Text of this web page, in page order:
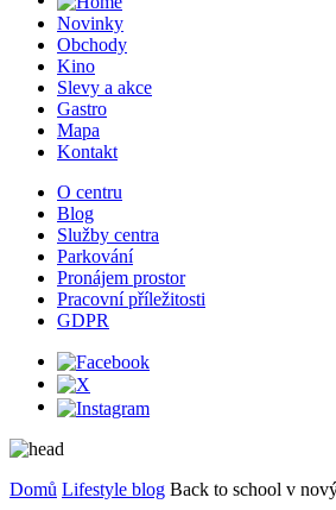
Novinky
Obchody
Kino
Slevy a akce
Gastro
Mapa
Kontakt
O centru
Blog
Služby centra
Parkování
Pronájem prostor
Pracovní příležitosti
GDPR
Domů Lifestyle blog Back to school v